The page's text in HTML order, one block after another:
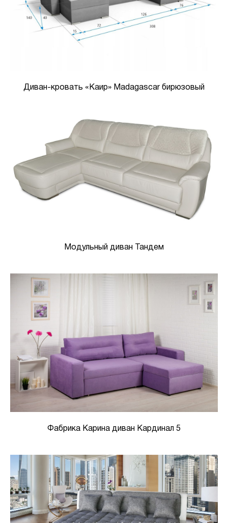
Диван-кровать «Каир» Madagascar бирюзовый
Модульный диван Тандем
Фабрика Карина диван Кардинал 5